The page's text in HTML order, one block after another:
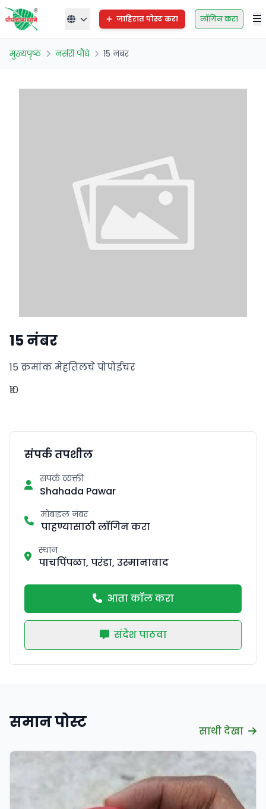
जाहिरात पोस्ट करा लॉगिन करा
मुख्यपृष्ठ नर्सरी पौधे 15 नंबर
15 नंबर
15 क्रमांक मेहतिलचे पोपोईचर
₹10
संपर्क तपशील
संपर्क व्यक्ती
Shahada Pawar
मोबाइल नंबर
पाहण्यासाठी लॉगिन करा
स्थान
पाचपिंपळा, परंडा, उस्मानाबाद
आता कॉल करा
संदेश पाठवा
समान पोस्ट साथी देखा